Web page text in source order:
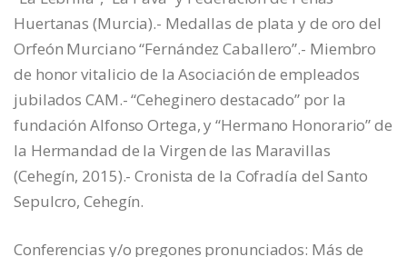
Huertanas (Murcia).- Medallas de plata y de oro del
Orfeón Murciano “Fernández Caballero”.- Miembro
de honor vitalicio de la Asociación de empleados
jubilados CAM.- “Ceheginero destacado” por la
fundación Alfonso Ortega, y “Hermano Honorario” de
la Hermandad de la Virgen de las Maravillas
(Cehegín, 2015).- Cronista de la Cofradía del Santo
Sepulcro, Cehegín.
Conferencias y/o pregones pronunciados: Más de